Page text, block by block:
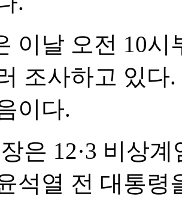
이날 오전 10
조사하고 있다
이다.
은 12·3 비상
석열 전 대통령